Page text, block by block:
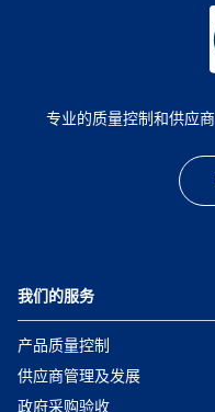
专业的质量控制和供应
我们的服务
产品质量控制
供应商管理及发展
政府采购验收